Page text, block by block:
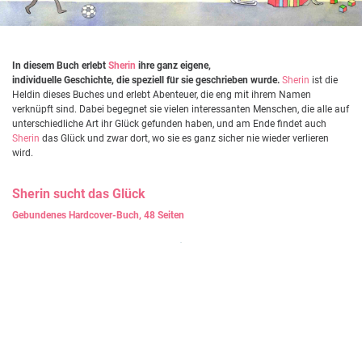
In diesem Buch erlebt Sherin ihre ganz eigene,
individuelle Geschichte, die speziell für sie geschrieben wurde. Sherin ist die
Heldin dieses Buches und erlebt Abenteuer, die eng mit ihrem Namen
verknüpft sind. Dabei begegnet sie vielen interessanten Menschen, die alle auf
unterschiedliche Art ihr Glück gefunden haben, und am Ende findet auch
Sherin das Glück und zwar dort, wo sie es ganz sicher nie wieder verlieren
wird.
Sherin sucht das Glück
Gebundenes Hardcover-Buch, 48 Seiten